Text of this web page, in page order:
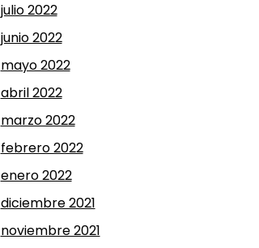
julio 2022
junio 2022
mayo 2022
abril 2022
marzo 2022
febrero 2022
enero 2022
diciembre 2021
noviembre 2021